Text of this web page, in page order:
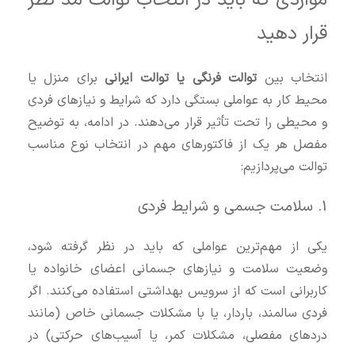
قرار دهید
انتخاب بین توالت فرنگی یا توالت ایرانیبرای منزل یا
محیط کار به عواملی بستگی دارد که شرایط و نیازهای فردی
و محیطی را تحت تأثیر قرار می‌دهند. در ادامه، به توضیح
مفصل هر یک از فاکتورهای مهم در انتخاب نوع مناسب
توالت می‌پردازیم:
1. سلامت جسمی و شرایط فردی
یکی از مهم‌ترین عواملی که باید در نظر گرفته شود،
وضعیت سلامت و نیازهای جسمانی اعضای خانواده یا
کاربرانی است که از سرویس بهداشتی استفاده می‌کنند. اگر
فردی سالمند، باردار، یا با مشکلات جسمانی خاص (مانند
دردهای مفصلی، مشکلات کمر، یا آسیب‌های حرکتی) در